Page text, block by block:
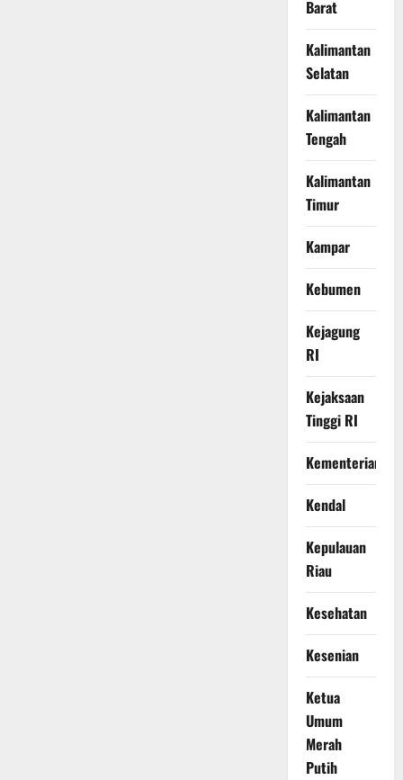
Barat
Kalimantan
Selatan
Kalimantan
Tengah
Kalimantan
Timur
Kampar
Kebumen
Kejagung
RI
Kejaksaan
Tinggi RI
Kementerian
Kendal
Kepulauan
Riau
Kesehatan
Kesenian
Ketua
Umum
Merah
Putih